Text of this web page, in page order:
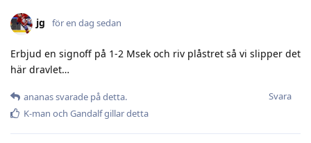
jg för en dag sedan
Erbjud en signoff på 1-2 Msek och riv plåstret så vi slipper det
här dravlet…
Svara
ananassvarade på detta.
K-man och Gandalfgillar detta